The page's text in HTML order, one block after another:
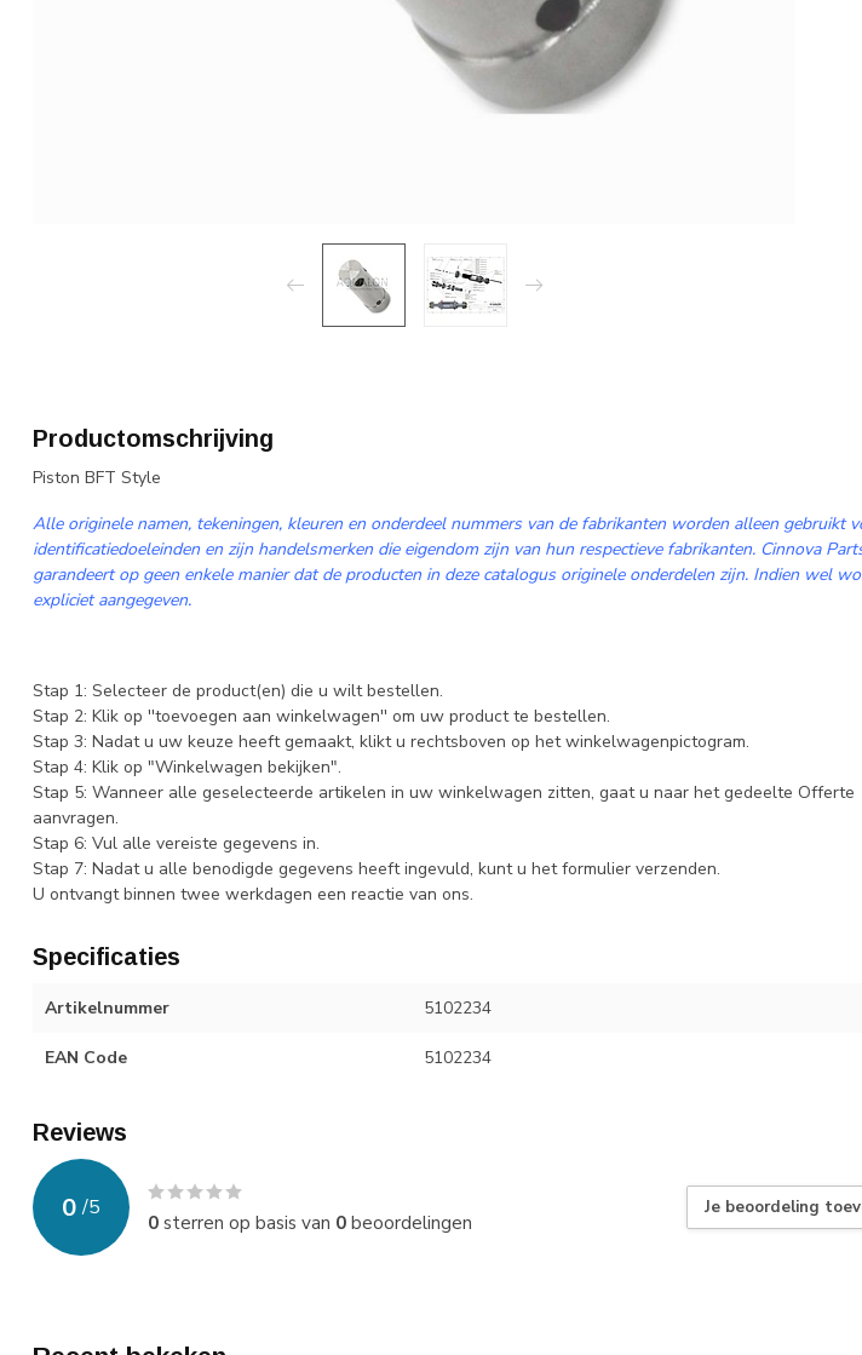
Productomschrijving
Piston BFT Style
Alle originele namen, tekeningen, kleuren en onderdeel nummers van de fabrikanten worden alleen gebruikt
identificatiedoeleinden en zijn handelsmerken die eigendom zijn van hun respectieve fabrikanten. Cinnova
garandeert op geen enkele manier dat de producten in deze catalogus originele onderdelen zijn. Indien wel
expliciet aangegeven.
Stap 1: Selecteer de product(en) die u wilt bestellen.
Stap 2: Klik op ''toevoegen aan winkelwagen'' om uw product te bestellen.
Stap 3: Nadat u uw keuze heeft gemaakt, klikt u rechtsboven op het winkelwagenpictogram.
Stap 4: Klik op "Winkelwagen bekijken".
Stap 5: Wanneer alle geselecteerde artikelen in uw winkelwagen zitten, gaat u naar het gedeelte Offerte
aanvragen.
Stap 6: Vul alle vereiste gegevens in.
Stap 7: Nadat u alle benodigde gegevens heeft ingevuld, kunt u het formulier verzenden.
U ontvangt binnen twee werkdagen een reactie van ons.
Specificaties
Artikelnummer 5102234
EAN Code 5102234
Reviews
0 /5
0sterren op basis van 0beoordelingen
Je beoordeling